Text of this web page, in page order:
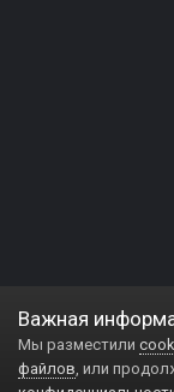
Важная
Мы разместили
файлов, или